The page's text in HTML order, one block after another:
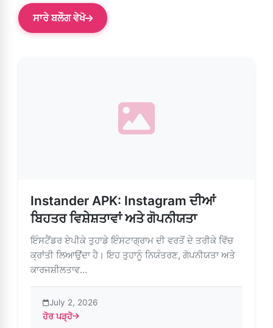
ਸਾਰੇ ਬਲੌਗ ਵੇਖੋ
Instander APK: Instagram ਦੀਆਂ
ਬਿਹਤਰ ਵਿਸ਼ੇਸ਼ਤਾਵਾਂ ਅਤੇ ਗੋਪਨੀਯਤਾ
ਇੰਸਟੈਂਡਰ ਏਪੀਕੇ ਤੁਹਾਡੇ ਇੰਸਟਾਗ੍ਰਾਮ ਦੀ ਵਰਤੋਂ ਦੇ ਤਰੀਕੇ ਵਿੱਚ
ਕ੍ਰਾਂਤੀ ਲਿਆਉਂਦਾ ਹੈ। ਇਹ ਤੁਹਾਨੂੰ ਨਿਯੰਤਰਣ, ਗੋਪਨੀਯਤਾ ਅਤੇ
ਕਾਰਜਸ਼ੀਲਤਾਵ...
July 2, 2026
ਹੋਰ ਪੜ੍ਹੋ
about Instander APK: Instagram ਦੀਆਂ ਬਿਹਤਰ ਵਿਸ਼ੇਸ਼ਤਾਵਾਂ